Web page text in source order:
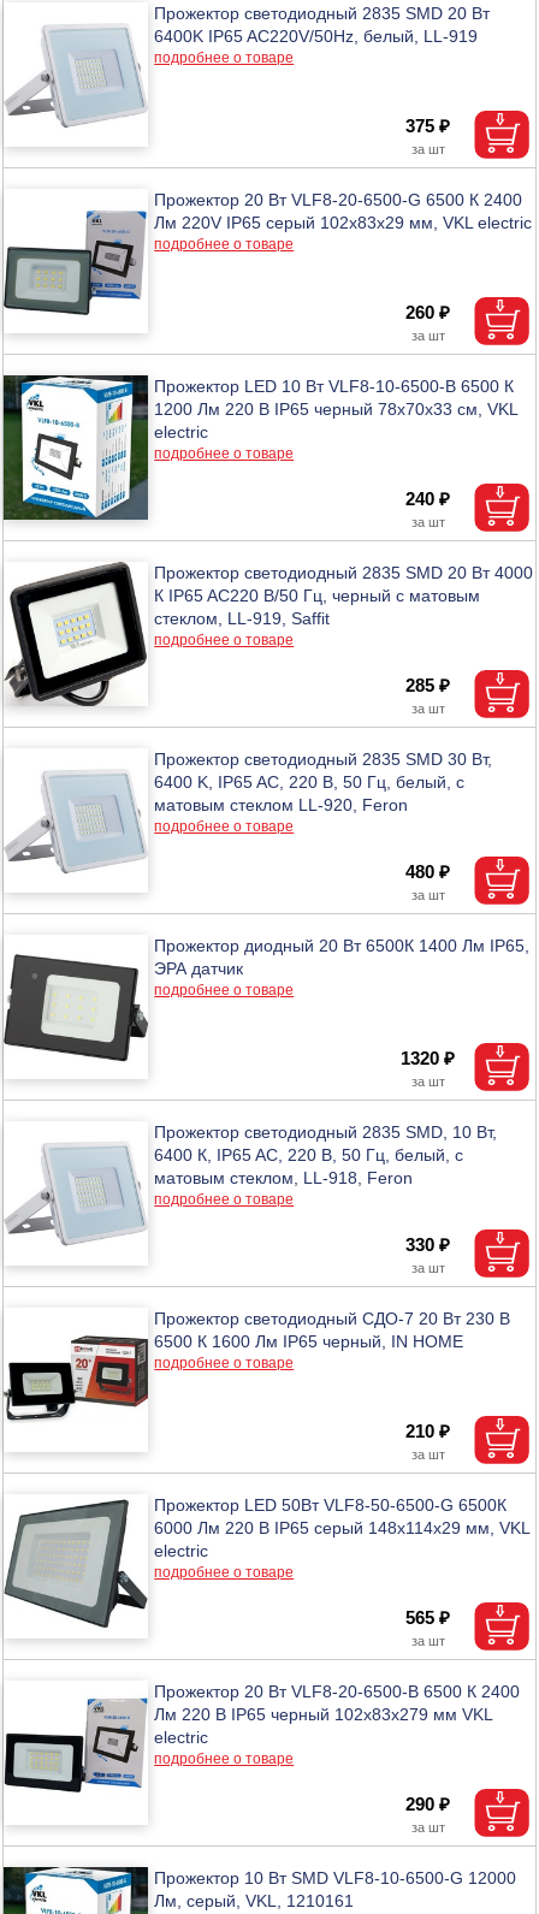
Прожектор светодиодный 2835 SMD 20 Вт
6400K IP65 AC220V/50Hz, белый, LL-919
подробнее о товаре
375 ₽
Прожектор 20 Вт VLF8-20-6500-G 6500 К 2400
Лм 220V IP65 серый 102х83х29 мм, VKL electric
подробнее о товаре
260 ₽
Прожектор LED 10 Вт VLF8-10-6500-B 6500 К
1200 Лм 220 В IP65 черный 78х70х33 см, VKL
electric
подробнее о товаре
240 ₽
Прожектор светодиодный 2835 SMD 20 Вт 4000
К IP65 AC220 В/50 Гц, черный с матовым
стеклом, LL-919, Saffit
подробнее о товаре
285 ₽
Прожектор светодиодный 2835 SMD 30 Вт,
6400 K, IP65 AC, 220 В, 50 Гц, белый, с
матовым стеклом LL-920, Feron
подробнее о товаре
480 ₽
Прожектор диодный 20 Вт 6500К 1400 Лм IP65,
ЭРА датчик
подробнее о товаре
1320 ₽
Прожектор светодиодный 2835 SMD, 10 Вт,
6400 К, IP65 AC, 220 В, 50 Гц, белый, с
матовым стеклом, LL-918, Feron
подробнее о товаре
330 ₽
Прожектор светодиодный СДО-7 20 Вт 230 В
6500 К 1600 Лм IP65 черный, IN HOME
подробнее о товаре
210 ₽
Прожектор LED 50Вт VLF8-50-6500-G 6500К
6000 Лм 220 В IP65 серый 148х114х29 мм, VKL
electric
подробнее о товаре
565 ₽
Прожектор 20 Вт VLF8-20-6500-B 6500 К 2400
Лм 220 В IP65 черный 102х83х279 мм VKL
electric
подробнее о товаре
290 ₽
Прожектор 10 Вт SMD VLF8-10-6500-G 12000
Лм, серый, VKL, 1210161